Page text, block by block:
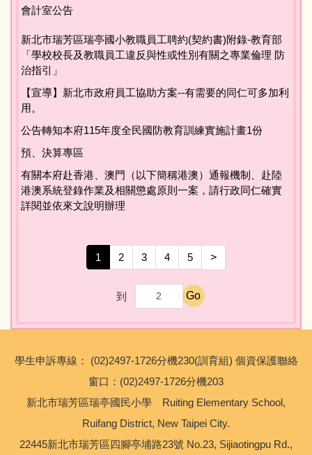
瑞亭教育基金會
公職人員利益衝突迴避專區
生活英語專區
正常教學化專區
校外人士協助教學專區
會計室公告
新北市瑞芳區瑞亭國小教職員工聘約(契約書)附錄-教育部
「學校校長及教職員工違反與性或性別有關之專業倫理 防
治指引」
【宣導】新北市政府員工協助方案--有需要的同仁可多加利
用。
公告轉知本府115年度全民國防教育訓練實施計畫1份
預、決算專區
有關本府赴香港、澳門（以下簡稱港澳）通報機制、赴陸
港澳系統登錄作業及相關懲處原則一案，請行政同仁確實
詳閱並依來文說明辦理
1 2 3 4 5 >
到 Go
學生申訴專線： (02)2497-1726分機230(訓育組) 個資保護聯絡
窗口：(02)2497-1726分機203
新北市瑞芳區瑞亭國民小學 Ruiting Elementary School,
Ruifang District, New Taipei City.
22445新北市瑞芳區四腳亭埔路23號 No.23, Sijiaotingpu Rd.,